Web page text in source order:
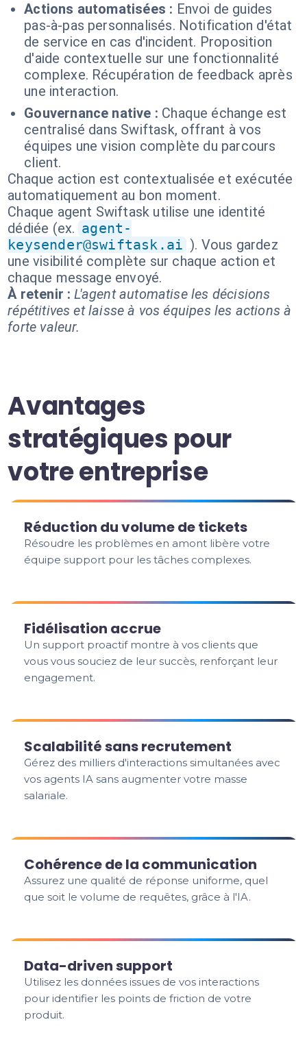
Actions automatisées : Envoi de guides
pas-à-pas personnalisés. Notification d'état
de service en cas d'incident. Proposition
d'aide contextuelle sur une fonctionnalité
complexe. Récupération de feedback après
une interaction.
Gouvernance native : Chaque échange est
centralisé dans Swiftask, offrant à vos
équipes une vision complète du parcours
client.
Chaque action est contextualisée et exécutée
automatiquement au bon moment.
Chaque agent Swiftask utilise une identité
dédiée (ex. agent-
keysender@swiftask.ai ). Vous gardez
une visibilité complète sur chaque action et
chaque message envoyé.
À retenir : L'agent automatise les décisions
répétitives et laisse à vos équipes les actions à
forte valeur.
Avantages
stratégiques pour
votre entreprise
Réduction du volume de tickets
Résoudre les problèmes en amont libère votre
équipe support pour les tâches complexes.
Fidélisation accrue
Un support proactif montre à vos clients que
vous vous souciez de leur succès, renforçant leur
engagement.
Scalabilité sans recrutement
Gérez des milliers d'interactions simultanées avec
vos agents IA sans augmenter votre masse
salariale.
Cohérence de la communication
Assurez une qualité de réponse uniforme, quel
que soit le volume de requêtes, grâce à l'IA.
Data-driven support
Utilisez les données issues de vos interactions
pour identifier les points de friction de votre
produit.